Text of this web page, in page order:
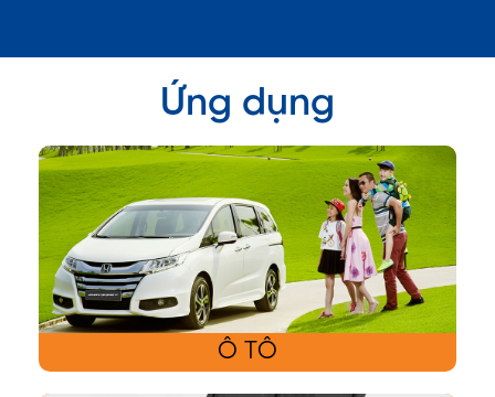
Ứng dụng
Ô TÔ